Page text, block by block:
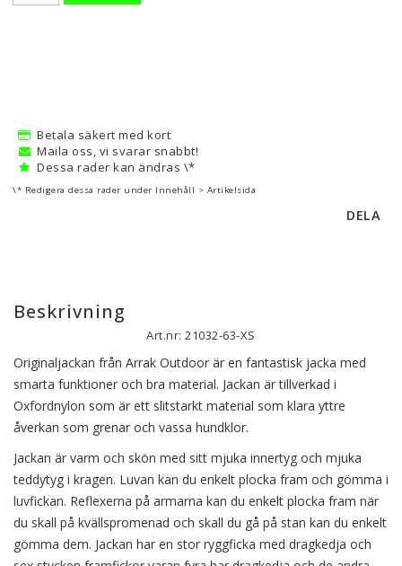
Betala säkert med kort
Maila oss, vi svarar snabbt!
Dessa rader kan ändras \*
\* Redigera dessa rader under Innehåll > Artikelsida
DELA
Beskrivning
Art.nr: 21032-63-XS
Originaljackan från Arrak Outdoor är en fantastisk jacka med
smarta funktioner och bra material. Jackan är tillverkad i
Oxfordnylon som är ett slitstarkt material som klara yttre
åverkan som grenar och vassa hundklor.
Jackan är varm och skön med sitt mjuka innertyg och mjuka
teddytyg i kragen. Luvan kan du enkelt plocka fram och gömma i
luvfickan. Reflexerna på armarna kan du enkelt plocka fram när
du skall på kvällspromenad och skall du gå på stan kan du enkelt
gömma dem. Jackan har en stor ryggficka med dragkedja och